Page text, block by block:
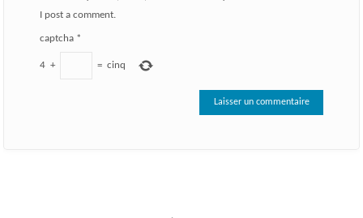
I post a comment.
captcha*
4 + = cinq